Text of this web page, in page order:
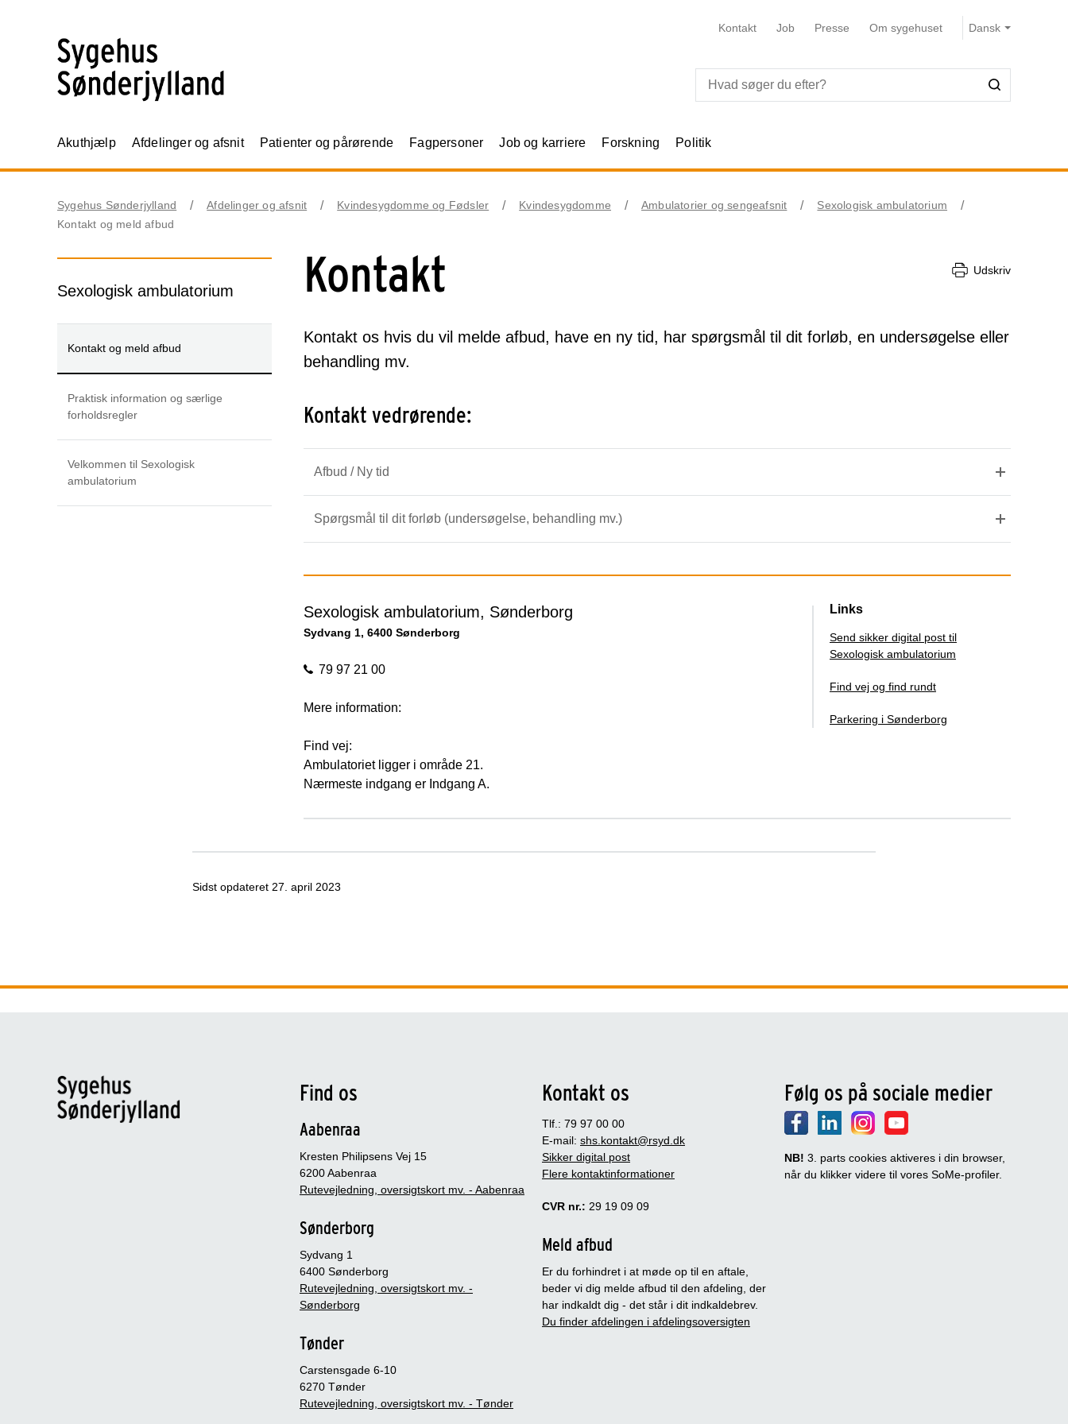
Kontakt Job Presse Om sygehuset
Akuthjælp Afdelinger og afsnit Patienter og pårørende Fagpersoner Job og karriere Forskning Politik
Sygehus Sønderjylland Afdelinger og afsnit Kvindesygdomme og Fødsler Kvindesygdomme Ambulatorier og sengeafsnit
Sexologisk ambulatorium
Kontakt og meld afbud
Sexologisk ambulatorium
Kontakt og meld afbud
Praktisk information og særlige
forholdsregler
Velkommen til Sexologisk
ambulatorium
Kontakt Udskriv
Kontakt os hvis du vil melde afbud, have en ny tid, har spørgsmål til dit forløb, en undersøgelse eller
behandling mv.
Kontakt vedrørende:
Afbud / Ny tid
Spørgsmål til dit forløb (undersøgelse, behandling mv.)
Links
Send sikker digital post til
Sexologisk ambulatorium
Find vej og find rundt
Parkering i Sønderborg
Sexologisk ambulatorium, Sønderborg
Sydvang 1, 6400 Sønderborg
79 97 21 00
Mere information:
Find vej:
Ambulatoriet ligger i område 21.
Nærmeste indgang er Indgang A.
Sidst opdateret 27. april 2023
Find os
Aabenraa
Kresten Philipsens Vej 15
6200 Aabenraa
Rutevejledning, oversigtskort mv. - Aabenraa
Sønderborg
Sydvang 1
6400 Sønderborg
Rutevejledning, oversigtskort mv. -
Sønderborg
Tønder
Carstensgade 6-10
6270 Tønder
Rutevejledning, oversigtskort mv. - Tønder
Kontakt os
Tlf.: 79 97 00 00
E-mail: shs.kontakt@rsyd.dk
Sikker digital post
Flere kontaktinformationer
CVR nr.: 29 19 09 09
Meld afbud
Er du forhindret i at møde op til en aftale,
beder vi dig melde afbud til den afdeling, der
har indkaldt dig - det står i dit indkaldebrev.
Du finder afdelingen i afdelingsoversigten
Følg os på sociale medier
NB! 3. parts cookies aktiveres i din browser,
når du klikker videre til vores SoMe-profiler.